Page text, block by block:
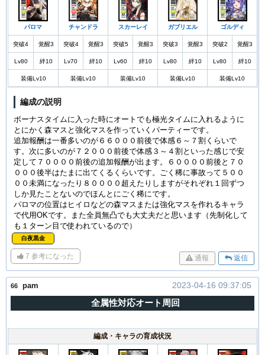
パロマ チャンドラ スカーレイ ガブリエル ゴルディ
突破4 覚醒3 突破4 覚醒3 突破5 覚醒3 突破3 覚醒3 突破2 覚醒3
Lv80 絆10 Lv70 絆10 Lv60 絆10 Lv80 絆10 Lv80 絆10
装備Lv10 装備Lv10 装備Lv10 装備Lv10 装備Lv10
編成の説明
ボーナスタイムに入った時にオートでも極光タイムに入れるように
とにかく森マスと強化マスを作っていくパーティーです。
追加報酬は一番多いのが６６０００前後で体感６～７割くらいで
す。次に多いのが７２０００前後で体感３～４割といった感じで安
定して７００００前後の追加報酬が出ます。６００００前後と７０
０００後半はたまに出てくるくらいです。ごく稀に事故って５００
００未満になったり８００００超えたりしますがそれぞれ１回ずつ
しか見たことないのでほんとにごく稀にです。
パロマの位置はヒイロなどの森マスまたは強化マスを作れるキャラ
で代用OKです。また全員無凸でも大丈夫だと思います（先制化して
も１ターン目で使われているので）
白夜黒金
7 参考になった 返信
通報
66 pam 2023-04-16 09:37:05
全属性対応オート周回
編成・キャラの育成状況